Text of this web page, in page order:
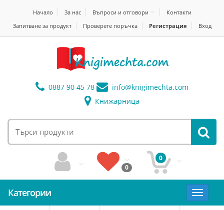
Начало За нас Въпроси и отговори
Контакти
Запитване за продукт
Проверете поръчка Регистрация Вход
0887 90 45 78 info@knigimechta.com
Книжарница
0
0
Категории
Toggle